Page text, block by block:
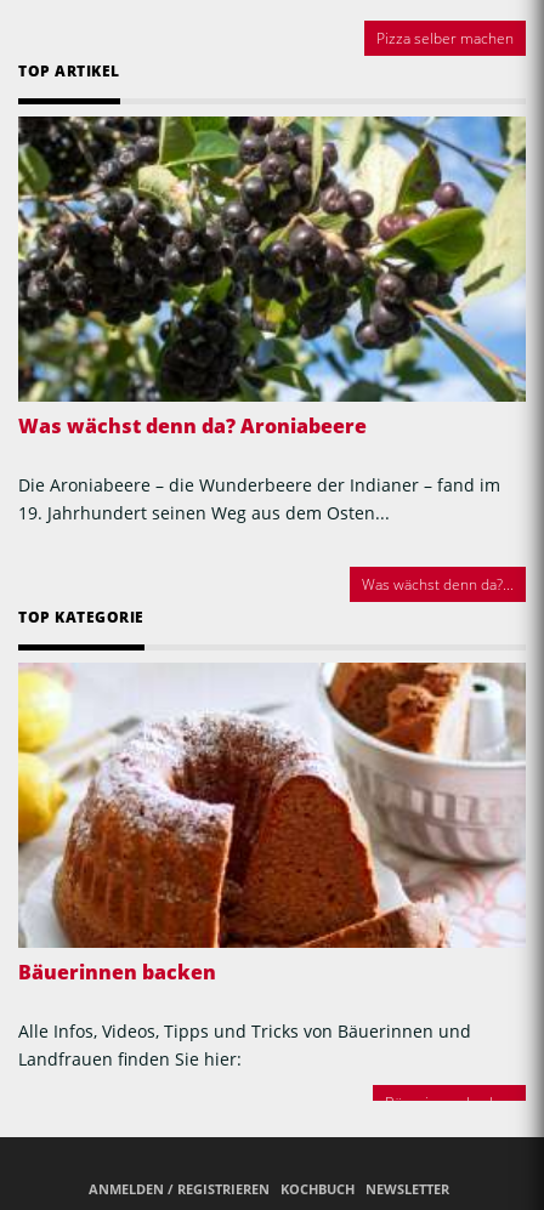
Pizza selber machen
TOP ARTIKEL
Was wächst denn da? Aroniabeere
Die Aroniabeere – die Wunderbeere der Indianer – fand im
19. Jahrhundert seinen Weg aus dem Osten...
Was wächst denn da?...
TOP KATEGORIE
Bäuerinnen backen
Alle Infos, Videos, Tipps und Tricks von Bäuerinnen und
Landfrauen finden Sie hier:
Bäuerinnen backen
ANMELDEN / REGISTRIEREN KOCHBUCH NEWSLETTER